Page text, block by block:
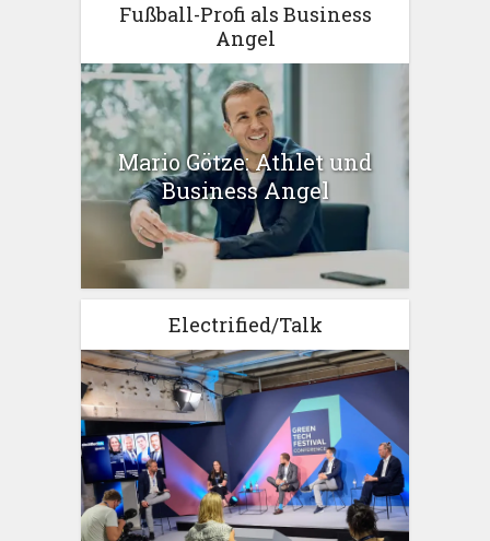
Fußball-Profi als Business
Angel
Mario Götze: Athlet und
Business Angel
Electrified/Talk